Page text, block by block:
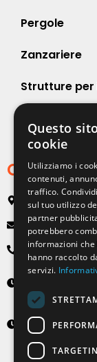
Pergole
Zanzariere
Strutture
Contatti
Via Emilia,
+ 39 0239 931
Lunedì-
8:30 - 12:30 e
Sabato
9:00 - 12:00
Questo
cookie
Utilizziamo i
contenuti,
traffico.
sul tuo utilizzo
partner
potrebbero
informazioni
hanno raccolto
servizi.